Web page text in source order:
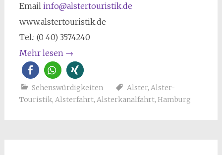
Email info@alstertouristik.de
www.alstertouristik.de
Tel.: (0 40) 3574240
Mehr lesen →
Sehenswürdigkeiten Alster, Alster-
Touristik, Alsterfahrt, Alsterkanalfahrt, Hamburg